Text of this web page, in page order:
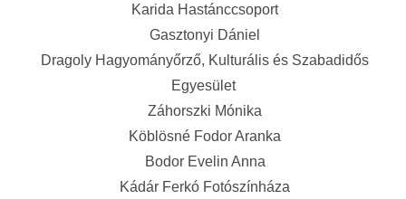
Karida Hastánccsoport
Gasztonyi Dániel
Dragoly Hagyományőrző, Kulturális és Szabadidős
Egyesület
Záhorszki Mónika
Köblösné Fodor Aranka
Bodor Evelin Anna
Kádár Ferkó Fotószínháza